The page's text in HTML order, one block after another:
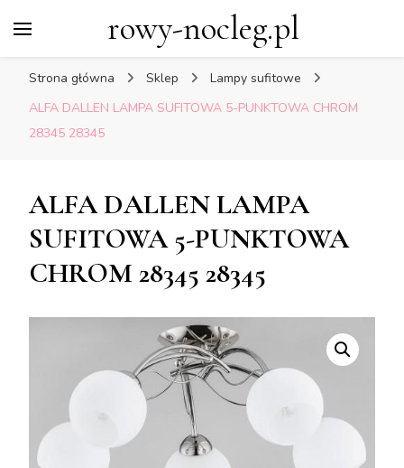
rowy-nocleg.pl
Strona główna Sklep
Lampy sufitowe
ALFA DALLEN LAMPA SUFITOWA 5-PUNKTOWA CHROM
28345 28345
ALFA DALLEN LAMPA
SUFITOWA 5-PUNKTOWA
CHROM 28345 28345